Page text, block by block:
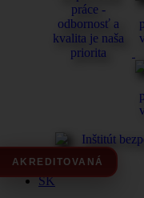
AKREDITOVANÁ
SK